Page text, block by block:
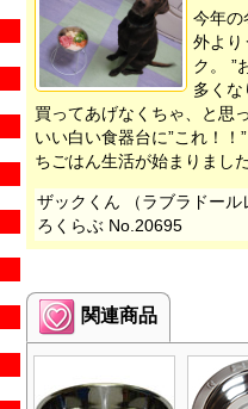
今年の
外より
ク。 ”
多くな
買ってあげなくちゃ、と思
いい白い食器台に”これ！
ちごはん生活が始まりまし
ザックくん （ラブラドー
ろくらぶ No.20695
関連商品